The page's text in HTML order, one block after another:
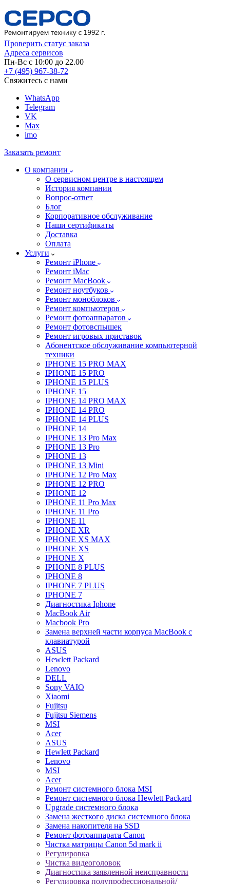
Проверить статус заказа
Адреса сервисов
Пн-Вс с 10:00 до 22.00
+7 (495) 967-38-72
Свяжитесь с нами
WhatsApp
Telegram
VK
Max
imo
Заказать ремонт
О компании
О сервисном центре в настоящем
История компании
Вопрос-ответ
Блог
Корпоративное обслуживание
Наши сертификаты
Доставка
Оплата
Услуги
Ремонт iPhone
Ремонт iMac
Ремонт MacBook
Ремонт ноутбуков
Ремонт моноблоков
Ремонт компьютеров
Ремонт фотоаппаратов
Ремонт фотовспышек
Ремонт игровых приставок
Абонентское обслуживание компьютерной
техники
IPHONE 15 PRO MAX
IPHONE 15 PRO
IPHONE 15 PLUS
IPHONE 15
IPHONE 14 PRO MAX
IPHONE 14 PRO
IPHONE 14 PLUS
IPHONE 14
IPHONE 13 Pro Max
IPHONE 13 Pro
IPHONE 13
IPHONE 13 Mini
IPHONE 12 Pro Max
IPHONE 12 PRO
IPHONE 12
IPHONE 11 Pro Max
IPHONE 11 Pro
IPHONE 11
IPHONE XR
IPHONE XS MAX
IPHONE XS
IPHONE X
IPHONE 8 PLUS
IPHONE 8
IPHONE 7 PLUS
IPHONE 7
Диагностика Iphone
MacBook Air
Macbook Pro
Замена верхней части корпуса MacBook с
клавиатурой
ASUS
Hewlett Packard
Lenovo
DELL
Sony VAIO
Xiaomi
Fujitsu
Fujitsu Siemens
MSI
Acer
ASUS
Hewlett Packard
Lenovo
MSI
Acer
Ремонт системного блока MSI
Ремонт системного блока Hewlett Packard
Upgrade системного блока
Замена жесткого диска системного блока
Замена накопителя на SSD
Ремонт фотоаппарата Canon
Чистка матрицы Canon 5d mark ii
Регулировка
Чистка видеоголовок
Диагностика заявленной неисправности
Регулировка полупрофессиональной/